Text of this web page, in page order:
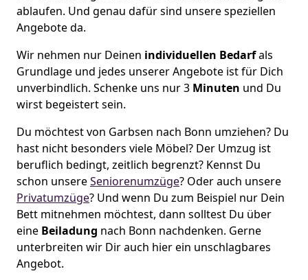
ablaufen. Und genau dafür sind unsere speziellen
Angebote da.
Wir nehmen nur Deinen individuellen Bedarfals
Grundlage und jedes unserer Angebote ist für Dich
unverbindlich. Schenke uns nur 3 Minuten und Du
wirst begeistert sein.
Du möchtest von Garbsen nach Bonn umziehen? Du
hast nicht besonders viele Möbel? Der Umzug ist
beruflich bedingt, zeitlich begrenzt? Kennst Du
schon unsereSeniorenumzüge? Oder auch unsere
Privatumzüge? Und wenn Du zum Beispiel nur Dein
Bett mitnehmen möchtest, dann solltest Du über
eine Beiladung nach Bonn nachdenken. Gerne
unterbreiten wir Dir auch hier ein unschlagbares
Angebot.